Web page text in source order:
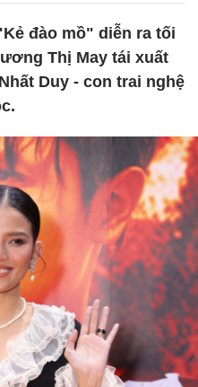
đào mồ" diễn ra tối
Thị May tái xuất
Duy - con trai nghệ